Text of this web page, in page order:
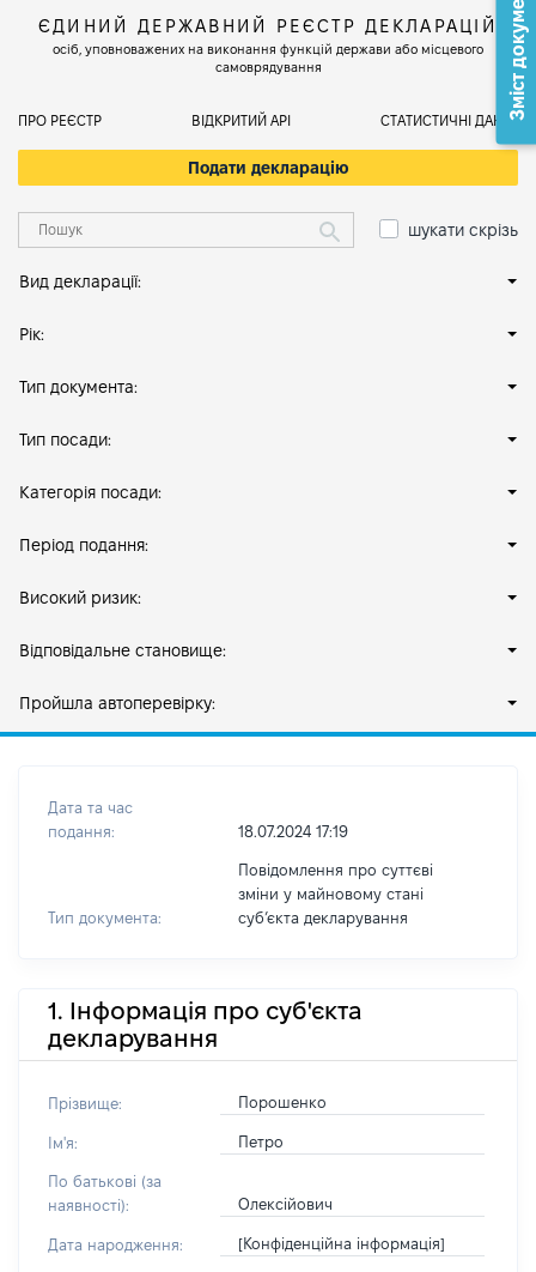
ЄДИНИЙ ДЕРЖАВНИЙ РЕЄСТР ДЕКЛАРАЦІЙ
осіб, уповноважених на виконання функцій держави або місцевого
самоврядування
ПРО РЕЄСТР ВІДКРИТИЙ АРІ СТАТИСТИЧНІ ДАНІ
Подати декларацію
шукати скрізь
Вид декларації:
Рік:
Тип документа:
Тип посади:
Категорія посади:
Період подання:
Високий ризик:
Відповідальне становище:
Пройшла автоперевірку:
Дата та час
подання:
18.07.2024 17:19
Тип документа:
Повідомлення про суттєві
зміни у майновому стані
субʼєкта декларування
1. Інформація про суб'єкта
декларування
Прізвище: Порошенко
Ім'я: Петро
По батькові (за
наявності):
Олексійович
Дата народження: [Конфіденційна інформація]
Зміст документа